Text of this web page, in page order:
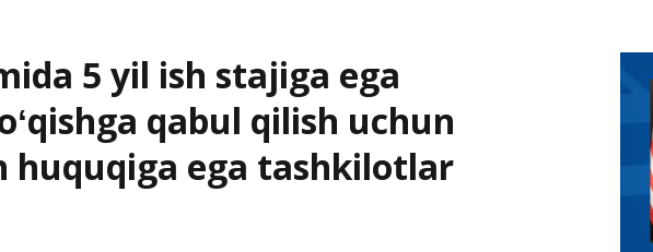
5 yil ish stajiga ega
qabul qilish uchun
huquqiga ega tashkilotlar